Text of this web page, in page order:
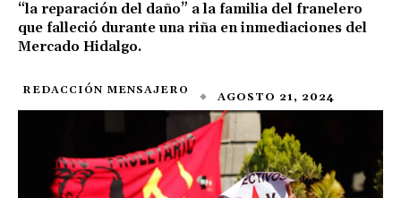
“la reparación del daño” a la familia del franelero
que falleció durante una riña en inmediaciones del
Mercado Hidalgo.
REDACCIÓN MENSAJERO AGOSTO 21, 2024